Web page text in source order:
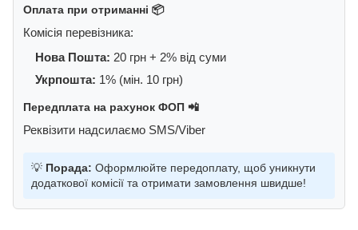
Оплата при отриманні 📦
Комісія перевізника:
Нова Пошта: 20 грн + 2% від суми
Укрпошта: 1% (мін. 10 грн)
Передплата на рахунок ФОП 📲
Реквізити надсилаємо SMS/Viber
💡 Порада: Оформлюйте передоплату, щоб уникнути
додаткової комісії та отримати замовлення швидше!